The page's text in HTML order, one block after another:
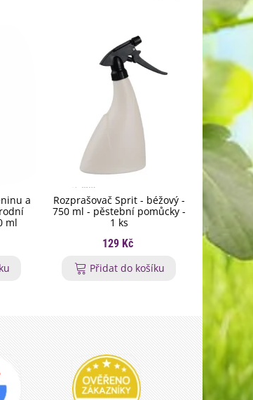
a
ml
Rozprašovač Sprit - béžový -
750 ml - pěstební pomůcky -
1 ks
129 Kč
Přidat do košíku